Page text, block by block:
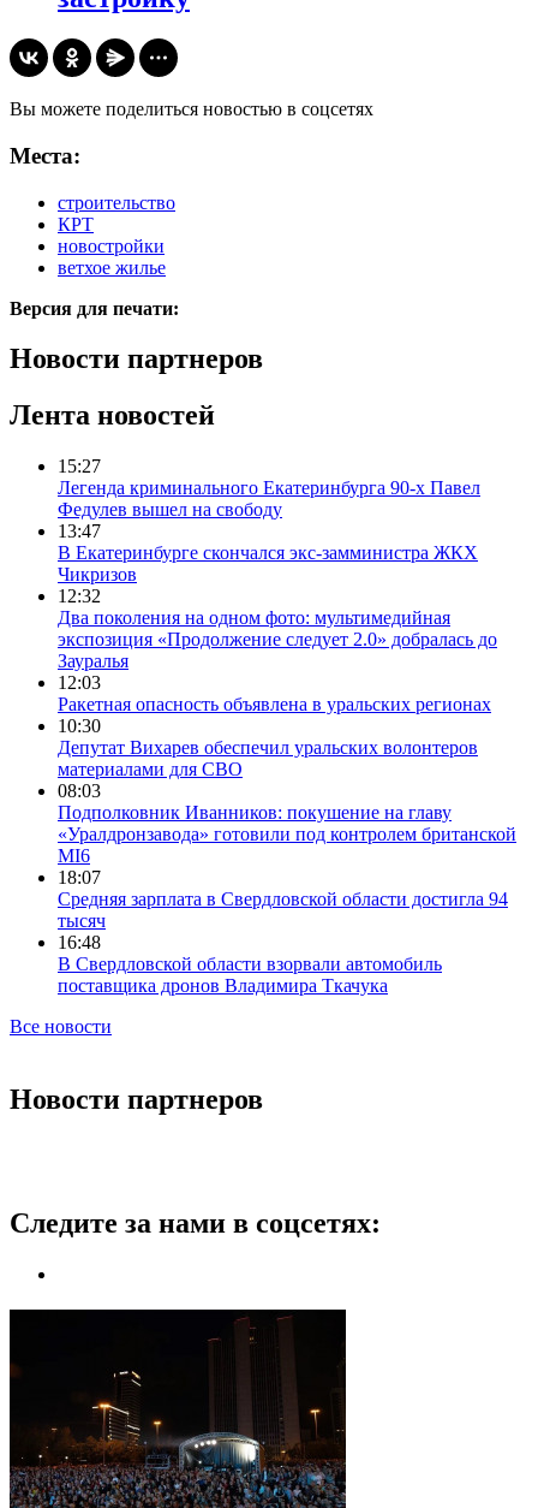
Вы можете поделиться новостью в соцсетях
Места:
строительство
КРТ
новостройки
ветхое жилье
Версия для печати:
Новости партнеров
Лента новостей
15:27
Легенда криминального Екатеринбурга 90-х Павел
Федулев вышел на свободу
13:47
В Екатеринбурге скончался экс-замминистра ЖКХ
Чикризов
12:32
Два поколения на одном фото: мультимедийная
экспозиция «Продолжение следует 2.0» добралась до
Зауралья
12:03
Ракетная опасность объявлена в уральских регионах
10:30
Депутат Вихарев обеспечил уральских волонтеров
материалами для СВО
08:03
Подполковник Иванников: покушение на главу
«Уралдронзавода» готовили под контролем британской
MI6
18:07
Средняя зарплата в Свердловской области достигла 94
тысяч
16:48
В Свердловской области взорвали автомобиль
поставщика дронов Владимира Ткачука
Все новости
Новости партнеров
Следите за нами в соцсетях: